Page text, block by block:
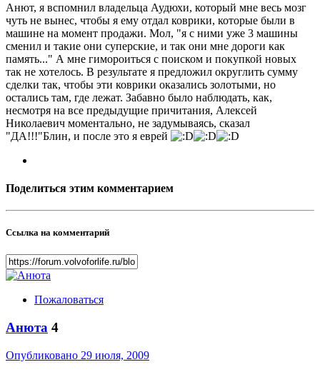
Анют, я вспомнил владельца Аудюхи, который мне весь мозг
чуть не вынес, чтобы я ему отдал коврики, которые были в
машине на момент продажи. Мол, "я с ними уже 3 машины
сменил и такие они суперские, и так они мне дороги как
память..." А мне гимороиться с поиском и покупкой новых
так не хотелось. В результате я предложил округлить сумму
сделки так, чтобы эти коврики оказались золотыми, но
остались там, где лежат. Забавно было наблюдать, как,
несмотря на все предыдущие причитания, Алексей
Николаевич моментально, не задумываясь, сказал
"ДА!!!"Блин, и после это я еврей
Поделиться этим комментарием
Ссылка на комментарий
Пожаловаться
Анюта 4
Опубликовано 29 июля, 2009